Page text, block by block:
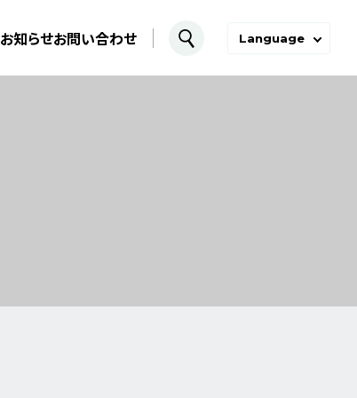
お知らせお問い合わせ Language